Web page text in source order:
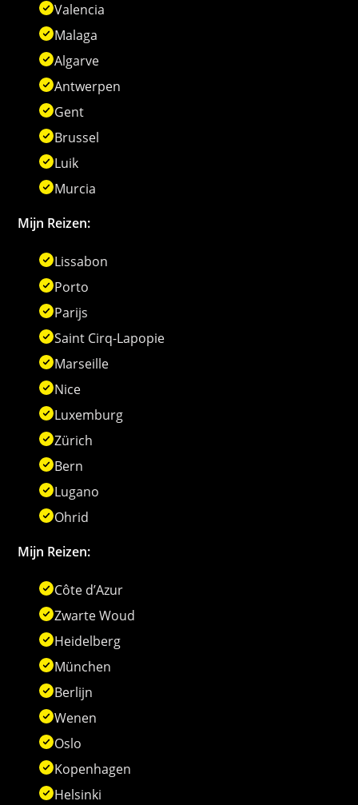
Valencia
Malaga
Algarve
Antwerpen
Gent
Brussel
Luik
Murcia
Mijn Reizen:
Lissabon
Porto
Parijs
Saint Cirq-Lapopie
Marseille
Nice
Luxemburg
Zürich
Bern
Lugano
Ohrid
Mijn Reizen:
Côte d’Azur
Zwarte Woud
Heidelberg
München
Berlijn
Wenen
Oslo
Kopenhagen
Helsinki